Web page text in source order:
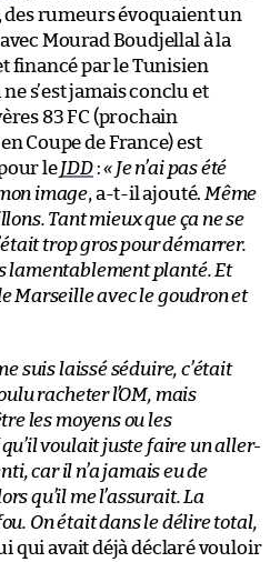
des rumeurs évoquaient un
Mourad Boudjellal à la
financé par le Tunisien
s’est jamais conclu et
83 FC (prochain
Coupe de France) est
leJDD:« Je n’ai pas été
image, a-t-il ajouté. Même
Tant mieux que ça ne se
trop gros pour démarrer.
lamentablement planté. Et
Marseille avec le goudron et
suis laissé séduire, c’était
racheter l’OM, mais
les moyens ou les
voulait juste faire un aller-
car il n’a jamais eu de
qu’il me l’assurait. La
On était dans le délire total,
qui avait déjà déclaré vouloir